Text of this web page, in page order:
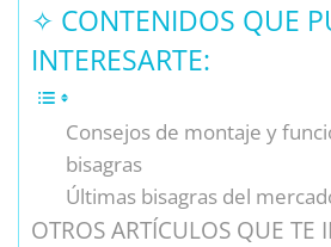
✧ CONTENIDOS QUE
INTERESARTE:
Consejos de montaje y
bisagras
Últimas bisagras del
OTROS ARTÍCULOS QUE TE